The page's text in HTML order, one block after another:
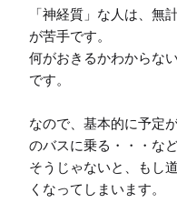
「神経質」な人は、無
が苦手です。
何がおきるかわからな
です。
なので、基本的に予定
のバスに乗る・・・な
そうじゃないと、もし
くなってしまいます。